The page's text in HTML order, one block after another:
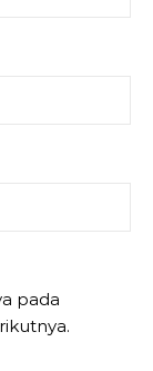
pada